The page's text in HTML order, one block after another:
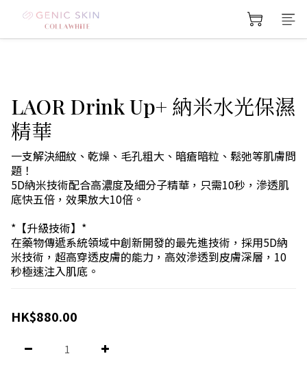
LAOR Drink Up+ 納米水光保濕
精華
一支解決細紋、乾燥、毛孔粗大、暗瘡暗粒、鬆弛等肌膚問
題！
5D納米技術配合高濃度及細分子精華，只需10秒，滲透肌
底快五倍，效果放大10倍。
*【升級技術】*
在藥物傳遞系統領域中創新開發的最先進技術，採用5D納
米技術，超高穿透皮膚的能力，高效滲透到皮膚深層，10
秒極速注入肌底。
HK$880.00